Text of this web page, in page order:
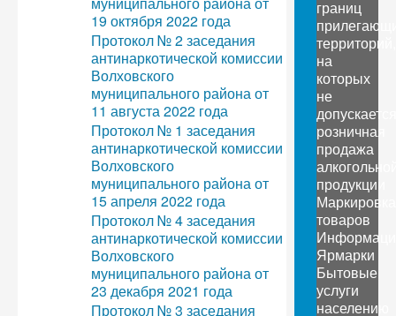
19 октября 2022 года
Протокол № 2 заседания
антинаркотической комиссии
Волховского
муниципального района от
11 августа 2022 года
Протокол № 1 заседания
антинаркотической комиссии
Волховского
муниципального района от
15 апреля 2022 года
Протокол № 4 заседания
антинаркотической комиссии
Волховского
муниципального района от
23 декабря 2021 года
Протокол № 3 заседания
границ
территорий,
на
которых
не
допускается
розничная
продажа
продукции
Маркировка
товаров
Ярмарки
Бытовые
услуги
населению